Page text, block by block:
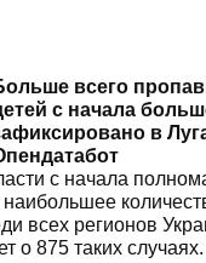
продуктов и других
В
область остается
постоянного
действия в
Луганской области
наносят удары по
всего
с начала
в
с начала
всех регионов
о 875 таких случаях.